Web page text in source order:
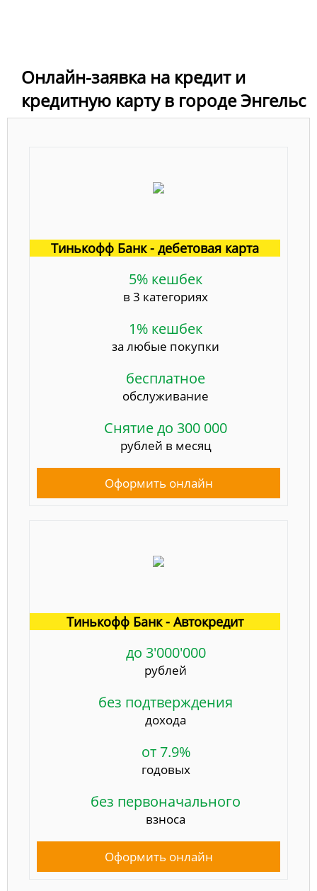
Онлайн-заявка на кредит и
кредитную карту в городе Энгельс
Тинькофф Банк - дебетовая карта
5% кешбек
в 3 категориях
1% кешбек
за любые покупки
бесплатное
обслуживание
Снятие до 300 000
рублей в месяц
Оформить онлайн
Тинькофф Банк - Автокредит
до 3'000'000
рублей
без подтверждения
дохода
от 7.9%
годовых
без первоначального
взноса
Оформить онлайн